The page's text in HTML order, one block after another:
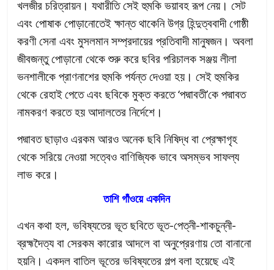
খলজীর চরিত্রায়ন। যথারীতি সেই হুমকি ভয়াবহ রূপ নেয়। সেট
এবং পোষাক পোড়ানোতেই ক্ষান্ত থাকেনি উগ্র হিন্দুত্ববাদী গোষ্ঠী
করণী সেনা এবং মুসলমান সম্প্রদায়ের প্রতিবাদী মানুষজন। অবলা
জীবজন্তু পোড়ানো থেকে শুরু করে ছবির পরিচালক সঞ্জয় লীলা
ভনশালীকে প্রাণনাশের হুমকি পর্যন্ত দেওয়া হয়। সেই হুমকির
থেকে রেহাইপেতে এবং ছবিকে মুক্ত করতে ‘পদ্মাবতী’কে পদ্মাবত
নামকরণ করতে হয় আদালতের নির্দেশে।
পদ্মাবত ছাড়াও এরকম আরও অনেক ছবি নিষিদ্ধ বা প্রেক্ষাগৃহ
থেকে সরিয়ে নেওয়া সত্বেও বাণিজ্যিক ভাবে অসম্ভব সাফল্য
লাভ করে।
তাশি গাঁওয়ে একদিন
এখন কথা হল, ভবিষ্যতের ভূত ছবিতে ভূত-পেত্নী-শাকচুন্নী-
ব্রহ্মদৈত্য বা সেরকম কারোর আদলে বা অনুপ্রেরণায় তো বানানো
হয়নি। একদল বাতিল ভূতের ভবিষ্যতের গল্প বলা হয়েছে এই